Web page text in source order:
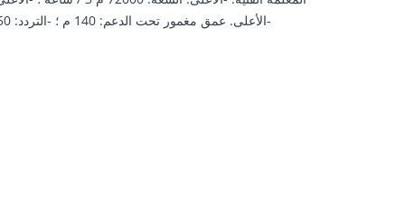
-الأعلى. عمق مغمور تحت الدعم: 140 م ؛ -التردد: 50 هرتز / 60 هرتز ؛